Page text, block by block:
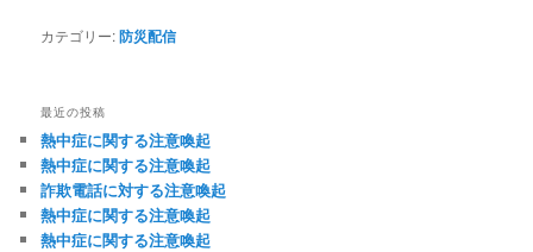
カテゴリー:防災配信
最近の投稿
熱中症に関する注意喚起
熱中症に関する注意喚起
詐欺電話に対する注意喚起
熱中症に関する注意喚起
熱中症に関する注意喚起